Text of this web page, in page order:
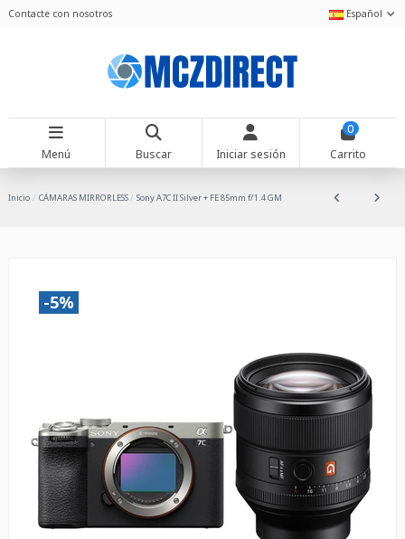
Contacte con nosotros Español
Menú Buscar Iniciar sesión
0
Carrito
Inicio CÁMARAS MIRRORLESS Sony A7C II Silver + FE 85mm f/1.4 GM
-5%